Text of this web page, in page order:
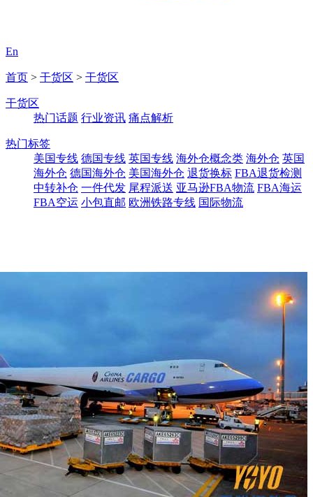
En
首页 > 干货区 > 干货区
干货区
热门话题 行业资讯 痛点解析
热门标签
美国专线 德国专线 英国专线 海外仓概念类 海外仓 英国
海外仓 德国海外仓 美国海外仓 退货换标 FBA退货检测
中转补仓 一件代发 尾程派送 亚马逊FBA物流 FBA海运
FBA空运 小包直邮 欧洲铁路专线 国际物流